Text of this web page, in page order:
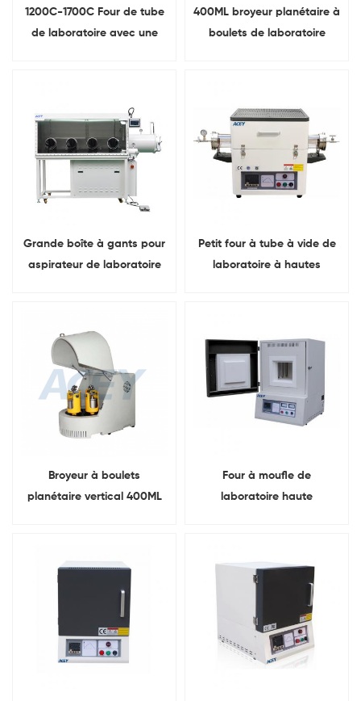
1200C-1700C Four de tube
de laboratoire avec une
400ML broyeur planétaire à
boulets de laboratoire
Grande boîte à gants pour
aspirateur de laboratoire
Petit four à tube à vide de
laboratoire à hautes
Broyeur à boulets
planétaire vertical 400ML
Four à moufle de
laboratoire haute